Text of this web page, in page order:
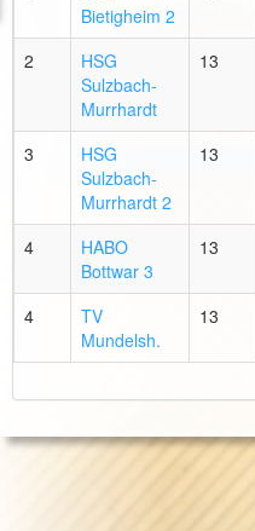
Bietigheim 2
2
HSG
Sulzbach-
Murrhardt
13
3
HSG
Sulzbach-
Murrhardt 2
13
4
HABO
Bottwar 3
13
4
TV
Mundelsh.
13